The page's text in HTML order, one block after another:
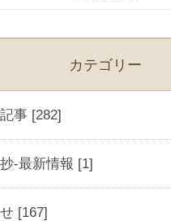
カテゴリー
事 [282]
‐最新情報 [1]
[167]